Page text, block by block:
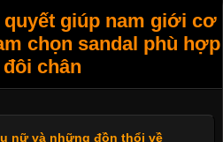
quyết giúp nam giới cơ
chọn sandal phù hợp
chân
nữ và những đồn thổi về